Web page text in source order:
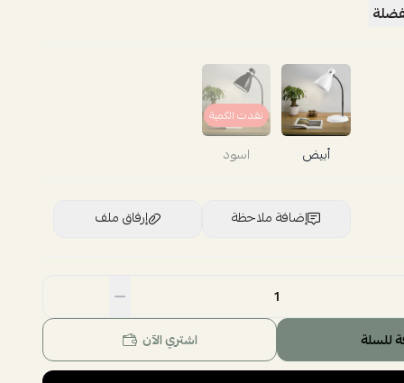
أبيض
نفدت الكمية
اسود
إضافة ملاحظة إرفاق ملف
اسحب و افلت الملف هنا
استعراض
للسلة اشتري الآن